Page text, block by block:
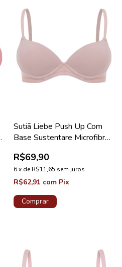
Sutiã Liebe Push Up Com
Base Sustentare Microfibra
R$69,90
6x deR$11,65 sem juros
R$62,91 com Pix
Comprar